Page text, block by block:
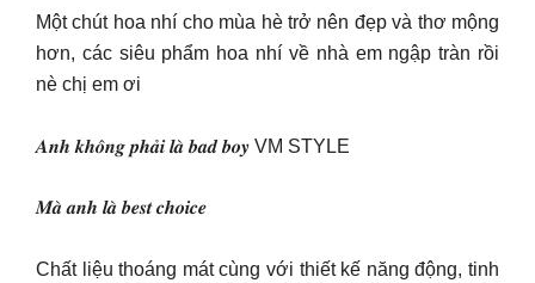
Một chút hoa nhí cho mùa hè trở nên đẹp và thơ mộng
hơn, các siêu phẩm hoa nhí về nhà em ngập tràn rồi
nè chị em ơi
𝑨𝒏𝒉 𝒌𝒉𝒐̂𝒏𝒈 𝒑𝒉𝒂̉𝒊 𝒍𝒂̀ 𝒃𝒂𝒅 𝒃𝒐𝒚 VM STYLE
𝑴𝒂̀ 𝒂𝒏𝒉 𝒍𝒂̀ 𝒃𝒆𝒔𝒕 𝒄𝒉𝒐𝒊𝒄𝒆
Chất liệu thoáng mát cùng với thiết kế năng động, tinh